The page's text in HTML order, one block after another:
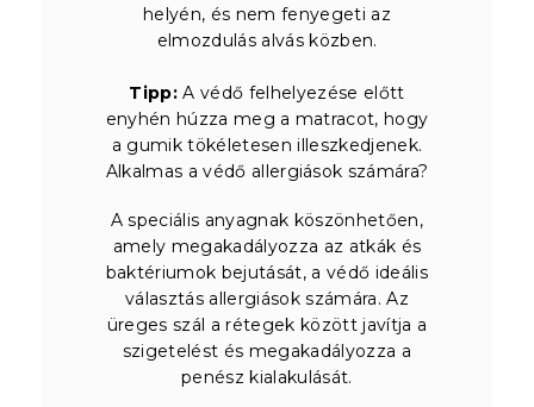
helyén, és nem fenyegeti az
elmozdulás alvás közben.
Tipp: A védő felhelyezése előtt
enyhén húzza meg a matracot, hogy
a gumik tökéletesen illeszkedjenek.
Alkalmas a védő allergiások számára?
A speciális anyagnak köszönhetően,
amely megakadályozza az atkák és
baktériumok bejutását, a védő ideális
választás allergiások számára. Az
üreges szál a rétegek között javítja a
szigetelést és megakadályozza a
penész kialakulását.